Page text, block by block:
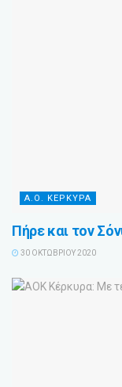
Α.Ο. ΚΕΡΚΥΡΑ
Πήρε και τον
30 ΟΚΤΩΒΡΊΟΥ 2020